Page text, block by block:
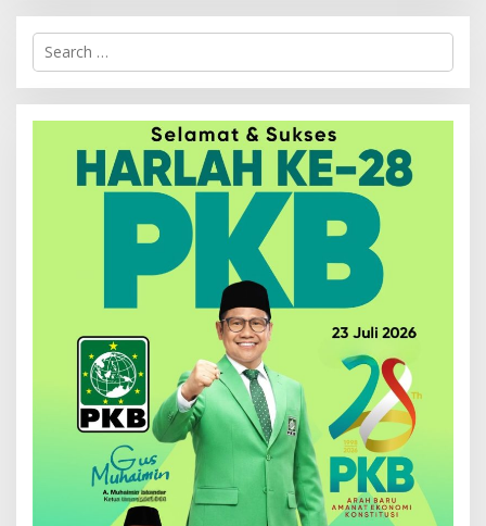
Search
for: